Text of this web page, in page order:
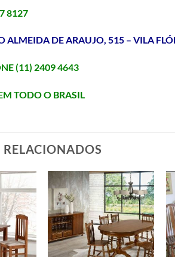
8127
ALMEIDA DE ARAUJO, 515 – VILA
(11) 2409 4643
TODO O BRASIL
meus
desejos
Adicionar
aos meus
desejos